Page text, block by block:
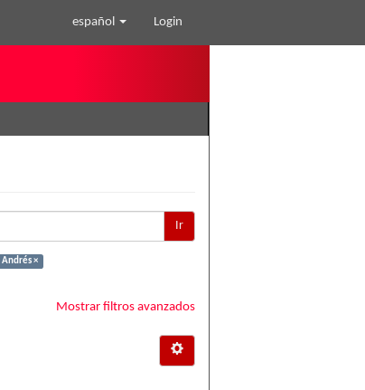
español Login
Ir
×
Mostrar filtros avanzados